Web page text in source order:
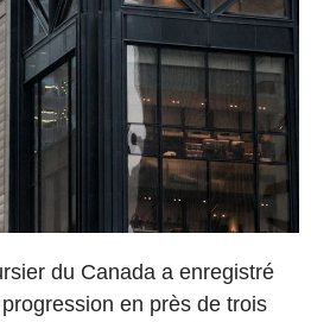
du Canada a enregistré
en près de trois